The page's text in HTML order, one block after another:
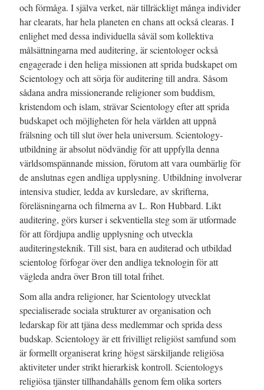
och förmåga. I själva verket, när tillräckligt många individer
har clearats, har hela planeten en chans att också clearas. I
enlighet med dessa individuella såväl som kollektiva
målsättningarna med auditering, är scientologer också
engagerade i den heliga missionen att sprida budskapet om
Scientology och att sörja för auditering till andra. Såsom
sådana andra missionerande religioner som buddism,
kristendom och islam, strävar Scientology efter att sprida
budskapet och möjligheten för hela världen att uppnå
frälsning och till slut över hela universum. Scientology-
utbildning är absolut nödvändig för att uppfylla denna
världsomspännande mission, förutom att vara oumbärlig för
de anslutnas egen andliga upplysning. Utbildning involverar
intensiva studier, ledda av kursledare, av skrifterna,
föreläsningarna och filmerna avL. Ron Hubbard. Likt
auditering, görs kurser i sekventiella steg som är utformade
för att fördjupa andlig upplysning och utveckla
auditeringsteknik. Till sist, bara en auditerad och utbildad
scientolog förfogar över den andliga teknologin för att
vägleda andra över Bron till total frihet.
Som alla andra religioner, har Scientology utvecklat
specialiserade sociala strukturer av organisation och
ledarskap för att tjäna dess medlemmar och sprida dess
budskap. Scientology är ett frivilligt religiöst samfund som
är formellt organiserat kring högst särskiljande religiösa
aktiviteter under strikt hierarkisk kontroll. Scientologys
religiösa tjänster tillhandahålls genom fem olika sorters